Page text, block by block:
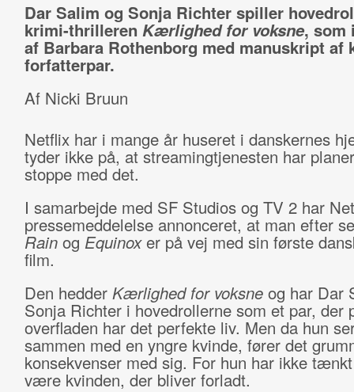
Dar Salim og Sonja Richter spiller
krimi-thrilleren Kærlighed for voksne, som
af Barbara Rothenborg med manuskript af
forfatterpar.
Af Nicki Bruun
Netflix har i mange år huseret i danskernes
tyder ikke på, at streamingtjenesten har
stoppe med det.
I samarbejde med SF Studios og TV 2 har
pressemeddelelse annonceret, at man efter
Rainog Equinoxer på vej med sin første
film.
Den hedder Kærlighed for voksne og har Dar
Sonja Richter i hovedrollerne som et par, der
overfladen har det perfekte liv. Men da hun
sammen med en yngre kvinde, fører det
konsekvenser med sig. For hun har ikke
være kvinden, der bliver forladt.